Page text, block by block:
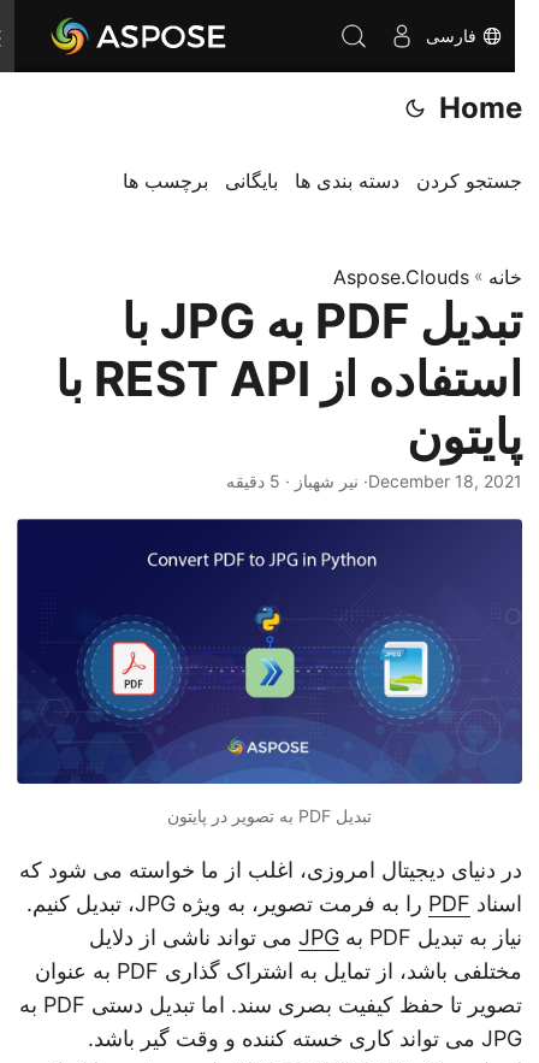
فارسی
Home
جستجو کردن دسته بندی ها بایگانی برچسب ها
خانه»
Aspose.Clouds
تبدیل PDF به JPG با
استفاده از REST API با
پایتون
December 18, 2021· نیر شهباز · 5 دقیقه
تبدیل PDF به تصویر در پایتون
در دنیای دیجیتال امروزی، اغلب از ما خواسته می شود که
اسنادPDF
را به فرمت تصویر، به ویژه JPG، تبدیل کنیم.
نیاز به تبدیل PDF به
JPGمی تواند ناشی از دلایل
مختلفی باشد، از تمایل به اشتراک گذاری PDF به عنوان
تصویر تا حفظ کیفیت بصری سند. اما تبدیل دستی PDF به
JPG می تواند کاری خسته کننده و وقت گیر باشد.